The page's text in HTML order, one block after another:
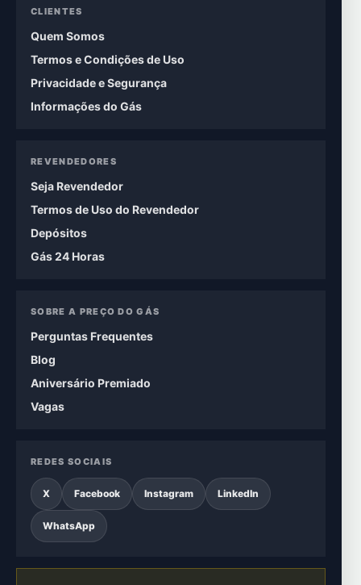
CLIENTES
Quem Somos
Termos e Condições de Uso
Privacidade e Segurança
Informações do Gás
REVENDEDORES
Seja Revendedor
Termos de Uso do Revendedor
Depósitos
Gás 24 Horas
SOBRE A PREÇO DO GÁS
Perguntas Frequentes
Blog
Aniversário Premiado
Vagas
REDES SOCIAIS
X Facebook Instagram LinkedIn
WhatsApp